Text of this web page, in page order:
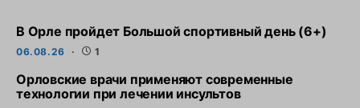
В Орле пройдет Большой спортивный день (6+)
06.08.26 1
Орловские врачи применяют современные
технологии при лечении инсультов